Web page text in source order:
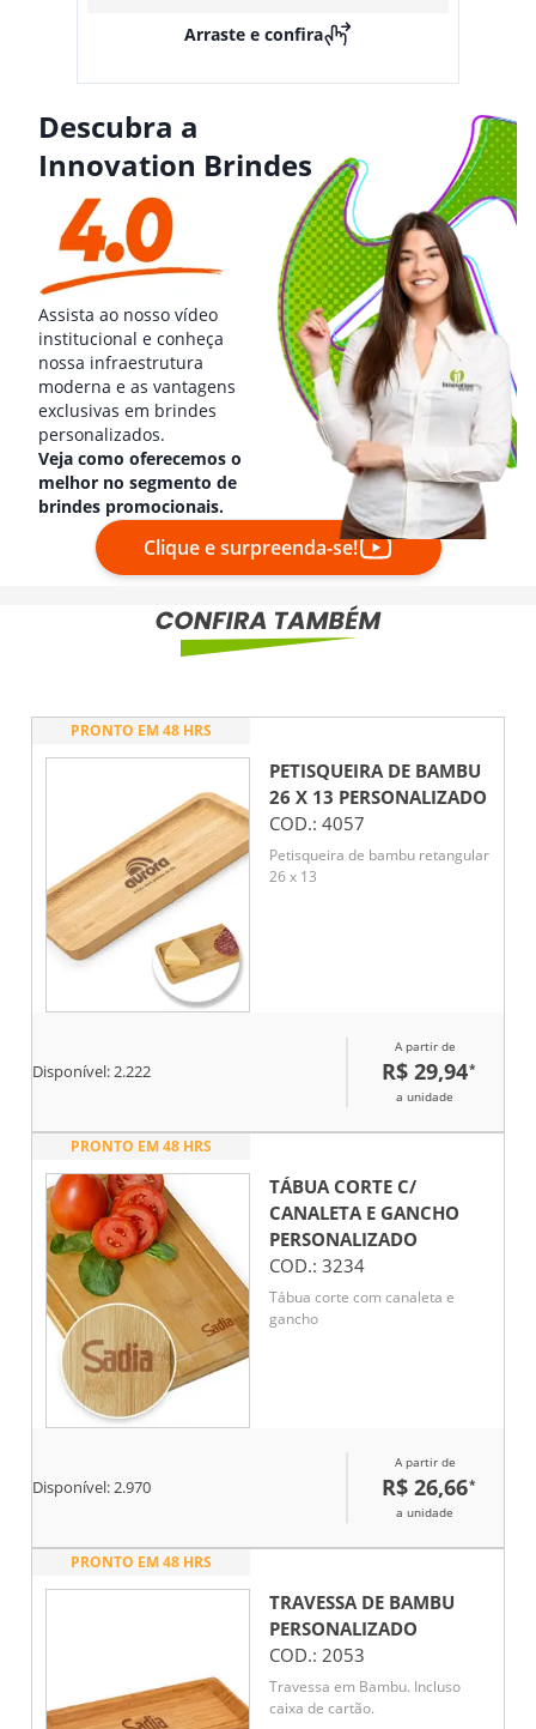
Arraste e confira
Descubra a
Innovation Brindes
Assista ao nosso vídeo
institucional e conheça
nossa infraestrutura
moderna e as vantagens
exclusivas em brindes
personalizados.
Veja como oferecemos o
melhor no segmento de
brindes promocionais.
Clique e surpreenda-se!
PRONTO EM 48 HRS
PETISQUEIRA DE BAMBU
26 X 13 PERSONALIZADO
COD.: 4057
Petisqueira de bambu retangular
26 x 13
Disponível:2.222
A partir de
R$ 29,94*
a unidade
PRONTO EM 48 HRS
TÁBUA CORTE C/
CANALETA E GANCHO
PERSONALIZADO
COD.: 3234
Tábua corte com canaleta e
gancho
Disponível:2.970
A partir de
R$ 26,66*
a unidade
PRONTO EM 48 HRS
TRAVESSA DE BAMBU
PERSONALIZADO
COD.: 2053
Travessa em Bambu. Incluso
caixa de cartão.